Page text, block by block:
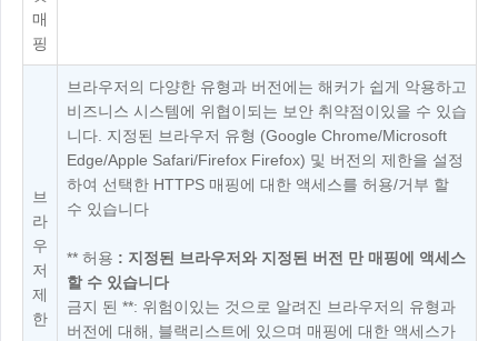
매
핑
브
라
우
저
제
한
브라우저의 다양한 유형과 버전에는 해커가 쉽게 악용하고
비즈니스 시스템에 위협이되는 보안 취약점이있을 수 있습
니다. 지정된 브라우저 유형 (Google Chrome/Microsoft
Edge/Apple Safari/Firefox Firefox) 및 버전의 제한을 설정
하여 선택한 HTTPS 매핑에 대한 액세스를 허용/거부 할
수 있습니다
** 허용 : 지정된 브라우저와 지정된 버전 만 매핑에 액세스
할 수 있습니다
금지 된 **: 위험이있는 것으로 알려진 브라우저의 유형과
버전에 대해, 블랙리스트에 있으며 매핑에 대한 액세스가